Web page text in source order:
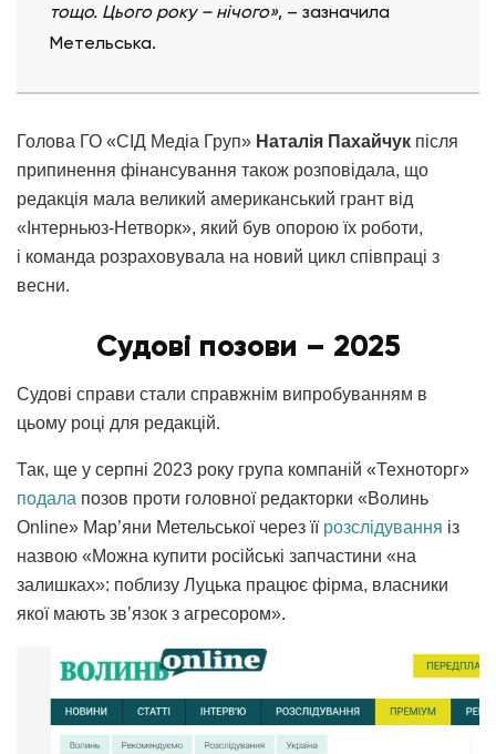
тощо. Цього року – нічого», – зазначила
Метельська.
Голова ГО «СІД Медіа Груп» Наталія Пахайчук після
припинення фінансування також розповідала, що
редакція мала великий американський грант від
«Інтерньюз-Нетворк», який був опорою їх роботи,
і команда розраховувала на новий цикл співпраці з
весни.
Судові позови – 2025
Судові справи стали справжнім випробуванням в
цьому році для редакцій.
Так, ще у серпні 2023 року група компаній «Техноторг»
подала позов проти головної редакторки «Волинь
Online» Мар’яни Метельської через її розслідування із
назвою «Можна купити російські запчастини «на
залишках»: поблизу Луцька працює фірма, власники
якої мають зв’язок з агресором».